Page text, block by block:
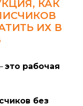
КАК
ИХ В
это рабочая
без